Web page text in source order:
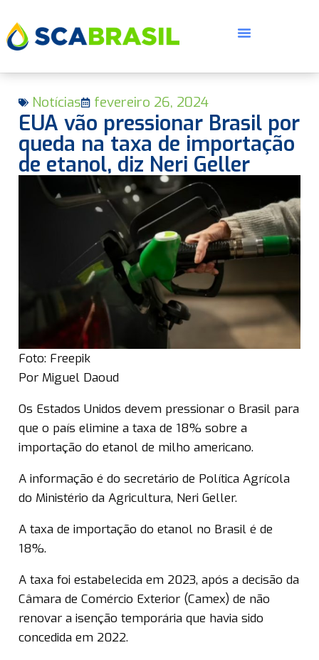
Notícias fevereiro 26, 2024
EUA vão pressionar Brasil por
queda na taxa de importação
de etanol, diz Neri Geller
Foto: Freepik
Por Miguel Daoud
Os Estados Unidos devem pressionar o Brasil para
que o país elimine a taxa de 18% sobre a
importação do etanol de milho americano.
A informação é do secretário de Política Agrícola
do Ministério da Agricultura, Neri Geller.
A taxa de importação do etanol no Brasil é de
18%.
A taxa foi estabelecida em 2023, após a decisão da
Câmara de Comércio Exterior (Camex) de não
renovar a isenção temporária que havia sido
concedida em 2022.